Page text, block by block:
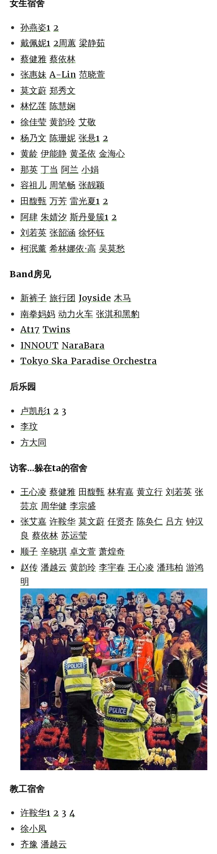
女生宿舍
孙燕姿1 2
戴佩妮1 2周蕙 梁静茹
蔡健雅 蔡依林
张惠妹 A-Lin 范晓萱
莫文蔚 郑秀文
林忆莲 陈慧娴
徐佳莹 黄韵玲 艾敬
杨乃文 陈珊妮 张悬1 2
黄龄 伊能静 黄圣依 金海心
那英 丁当 阿兰 小娟
容祖儿 周笔畅 张靓颖
田馥甄 万芳 雷光夏1 2
阿肆 朱婧汐 斯丹曼簇1 2
刘若英 张韶涵 徐怀钰
柯泯薰 希林娜依·高 吴莫愁
Band房见
新裤子 旅行团 Joyside 木马
南拳妈妈 动力火车 张淇和黑豹
At17 Twins
INNOUT NaraBara
Tokyo Ska Paradise Orchestra
后乐园
卢凯彤1 2 3
李玟
方大同
访客...躲在ta的宿舍
王心凌 蔡健雅 田馥甄 林宥嘉 黄立行 刘若英 张
芸京 周华健 李宗盛
张艾嘉 许鞍华 莫文蔚 任贤齐 陈奂仁 吕方 钟汉
良 蔡依林 苏运莹
顺子 辛晓琪 卓文萱 萧煌奇
赵传 潘越云 黄韵玲 李宇春 王心凌 潘玮柏 游鸿
明
教工宿舍
许鞍华1 2 3 4
徐小凤
齐豫 潘越云